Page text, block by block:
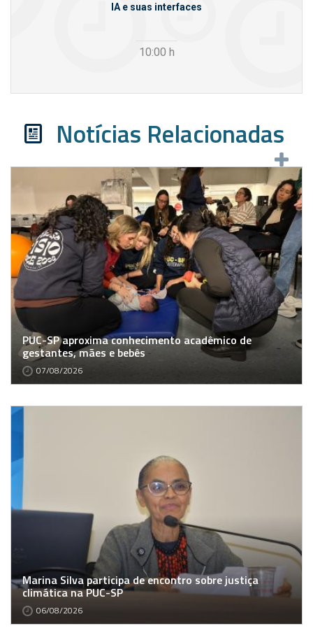
IA e suas interfaces
10:00 h
Notícias Relacionadas
PUC-SP aproxima conhecimento acadêmico de
gestantes, mães e bebês
07/08/2026
Marina Silva participa de encontro sobre justiça
climática na PUC-SP
06/08/2026